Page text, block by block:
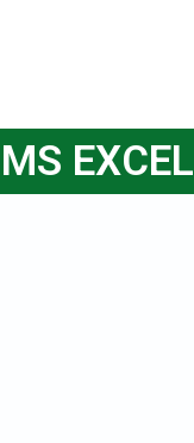
EXCEL